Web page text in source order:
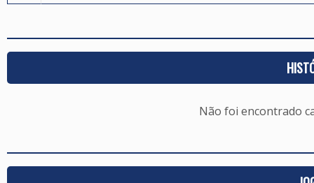
Não foi encontrado